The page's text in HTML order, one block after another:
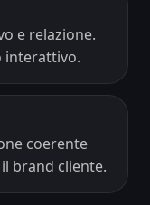
e relazione.
interattivo.
coerente
brand cliente.